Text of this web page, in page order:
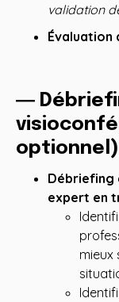
validation
Évaluation
―
optionnel)
Débriefing
expert en
mieux